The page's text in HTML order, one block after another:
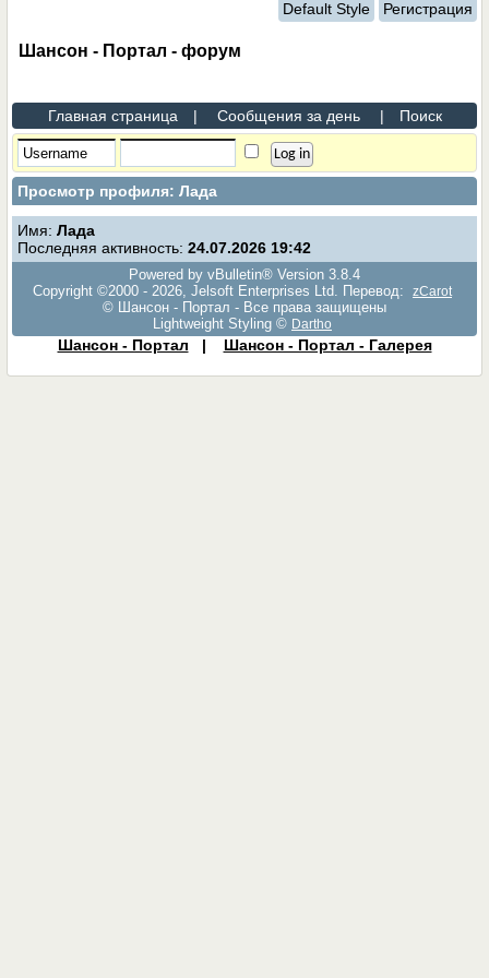
Default Style Регистрация
Шансон - Портал - форум
Главная страница | Сообщения за день | Поиск
Просмотр профиля: Лада
Имя:Лада
Последняя активность: 24.07.2026 19:42
Powered by vBulletin® Version 3.8.4
Copyright ©2000 - 2026, Jelsoft Enterprises Ltd. Перевод:
zCarot
© Шансон - Портал - Все права защищены
Lightweight Styling © Dartho
Шансон - Портал | Шансон - Портал - Галерея